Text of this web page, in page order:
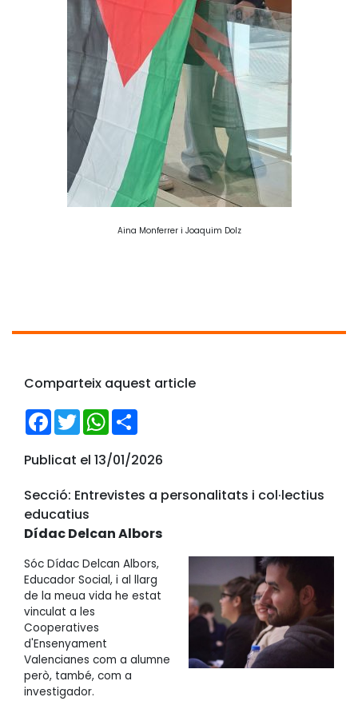
Aina Monferrer i Joaquim Dolz
Comparteix aquest article
Facebook
TwitterWhatsApp
Publicat el 13/01/2026
Secció: Entrevistes a personalitats i col·lectius
educatius
Dídac Delcan Albors
Sóc Dídac Delcan Albors,
Educador Social, i al llarg
de la meua vida he estat
vinculat a les
Cooperatives
d'Ensenyament
Valencianes com a alumne
però, també, com a
investigador.